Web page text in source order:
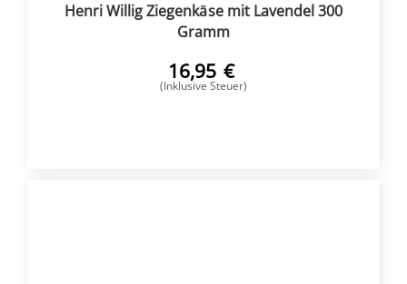
Henri Willig Ziegenkäse mit Lavendel 300
Gramm
16,95 €
(Inklusive Steuer)